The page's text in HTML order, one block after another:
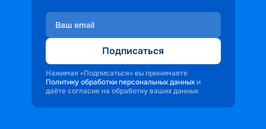
Подписаться
Нажимая «Подписаться» вы принимаете
Политику обработки персональных данных и
даёте согласие на обработку ваших данных